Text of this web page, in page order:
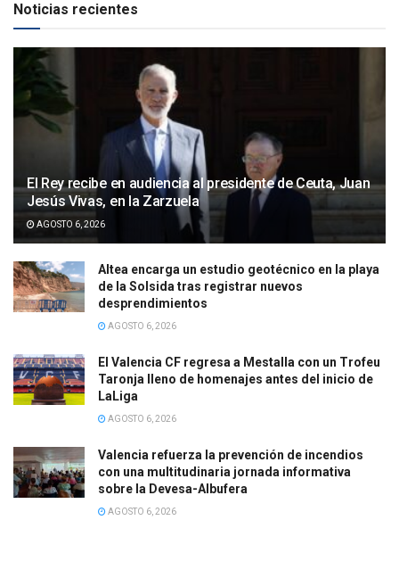
Noticias recientes
El Rey recibe en audiencia al presidente de Ceuta, Juan
Jesús Vivas, en la Zarzuela
AGOSTO 6, 2026
Altea encarga un estudio geotécnico en la playa
de la Solsida tras registrar nuevos
desprendimientos
AGOSTO 6, 2026
El Valencia CF regresa a Mestalla con un Trofeu
Taronja lleno de homenajes antes del inicio de
LaLiga
AGOSTO 6, 2026
Valencia refuerza la prevención de incendios
con una multitudinaria jornada informativa
sobre la Devesa-Albufera
AGOSTO 6, 2026